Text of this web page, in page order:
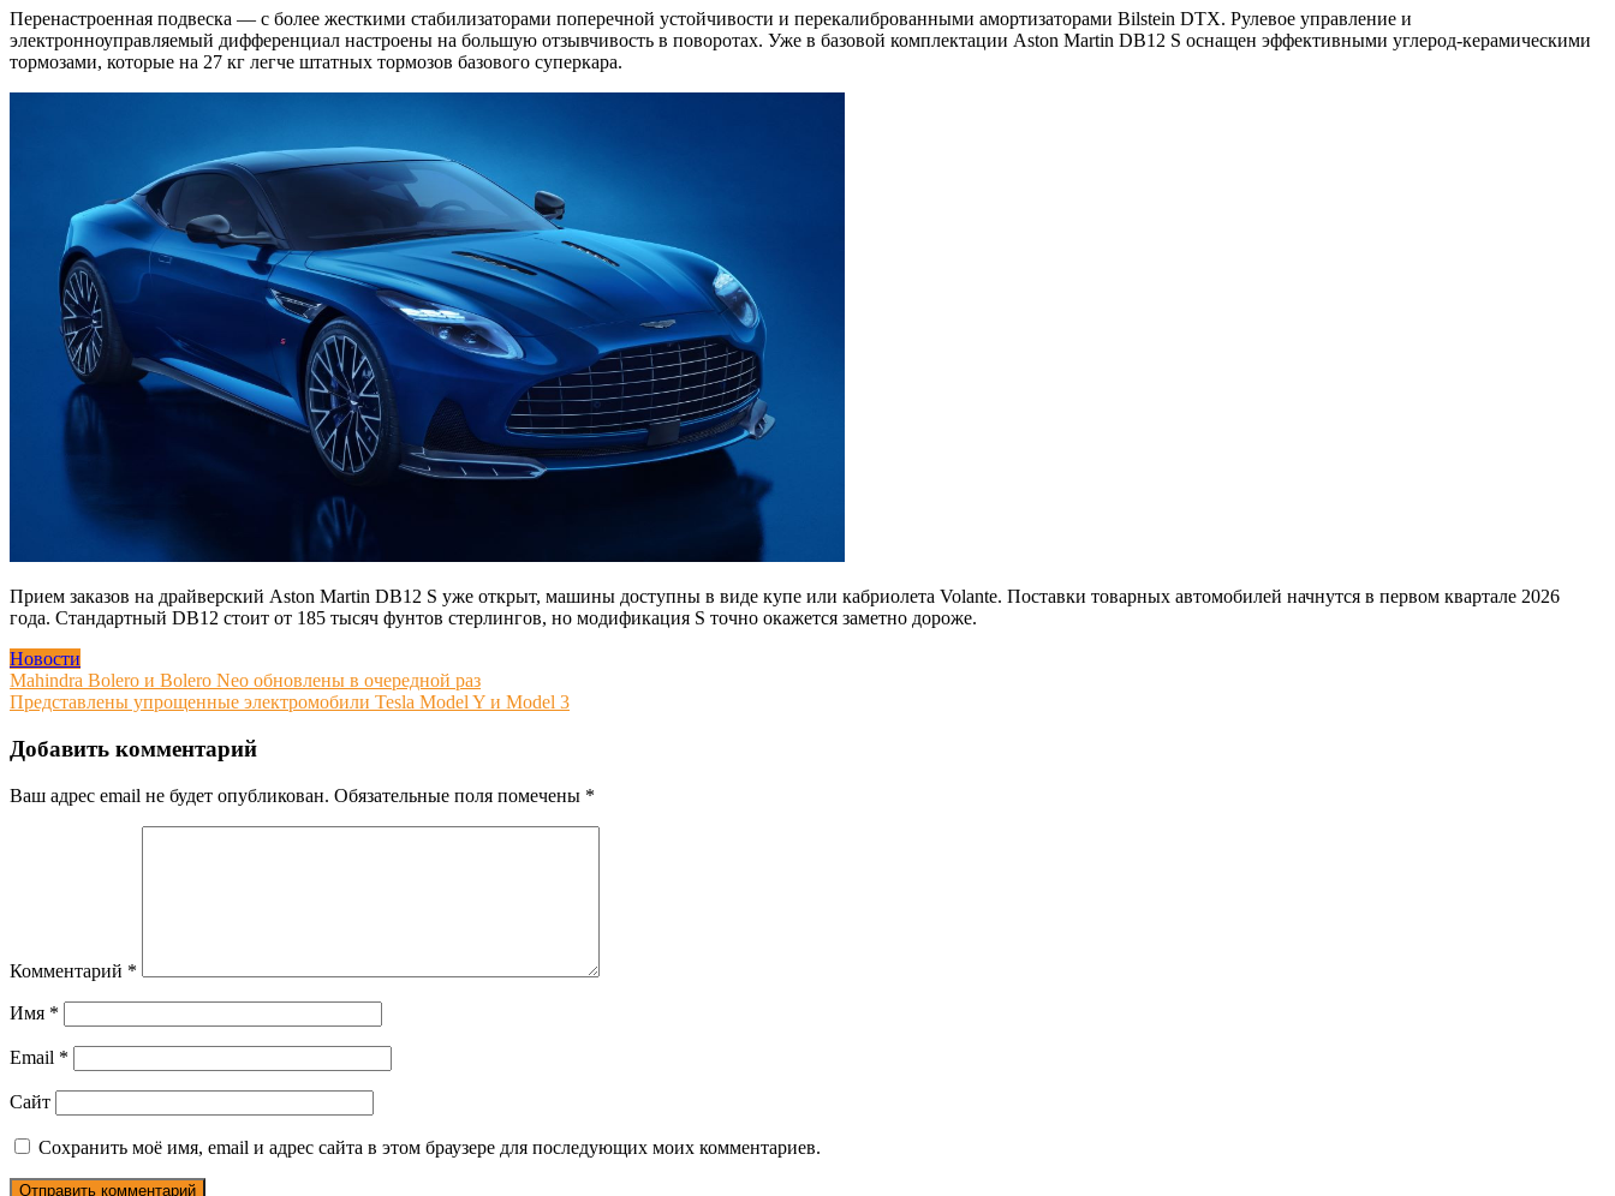
Перенастроенная подвеска — с более жесткими стабилизаторами поперечной устойчивости и перекалиброванными амортизаторами Bilstein DTX. Рулевое управление и
электронноуправляемый дифференциал настроены на большую отзывчивость в поворотах. Уже в базовой комплектации Aston Martin DB12 S оснащен эффективными углерод-керамическими
тормозами, которые на 27 кг легче штатных тормозов базового суперкара.
Прием заказов на драйверский Aston Martin DB12 S уже открыт, машины доступны в виде купе или кабриолета Volante. Поставки товарных автомобилей начнутся в первом квартале 2026
года. Стандартный DB12 стоит от 185 тысяч фунтов стерлингов, но модификация S точно окажется заметно дороже.
Новости
Навигация
по
записям
Mahindra Bolero и Bolero Neo обновлены в очередной раз
Представлены упрощенные электромобили Tesla Model Y и Model 3
Добавить комментарий
Ваш адрес email не будет опубликован. Обязательные поля помечены *
Комментарий *
Имя *
Email *
Сайт
Сохранить моё имя, email и адрес сайта в этом браузере для последующих моих комментариев.